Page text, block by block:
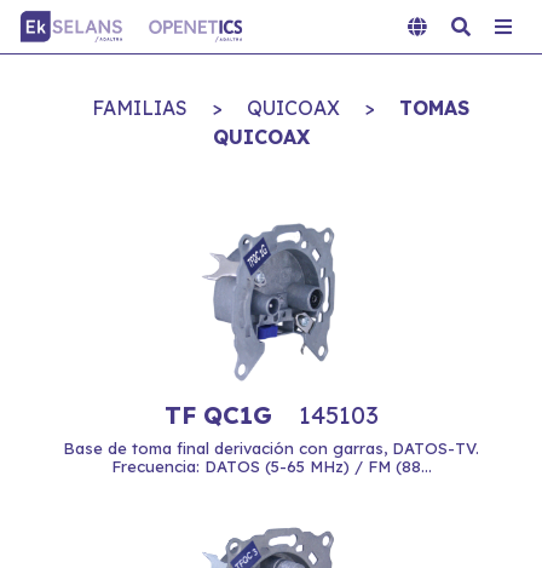
FAMILIAS > QUICOAX >
TOMAS
QUICOAX
TF QC1G 145103
Base de toma final derivación con garras, DATOS-TV.
Frecuencia: DATOS (5-65 MHz) / FM (88...